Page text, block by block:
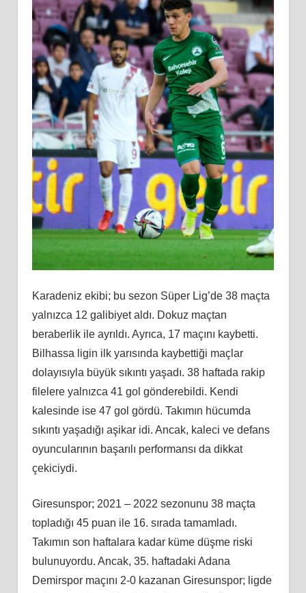
Karadeniz ekibi; bu sezon Süper Lig’de 38 maçta
yalnızca 12 galibiyet aldı. Dokuz maçtan
beraberlik ile ayrıldı. Ayrıca, 17 maçını kaybetti.
Bilhassa ligin ilk yarısında kaybettiği maçlar
dolayısıyla büyük sıkıntı yaşadı. 38 haftada rakip
filelere yalnızca 41 gol gönderebildi. Kendi
kalesinde ise 47 gol gördü. Takımın hücumda
sıkıntı yaşadığı aşikar idi. Ancak, kaleci ve defans
oyuncularının başarılı performansı da dikkat
çekiciydi.
Giresunspor; 2021 – 2022 sezonunu 38 maçta
topladığı 45 puan ile 16. sırada tamamladı.
Takımın son haftalara kadar küme düşme riski
bulunuyordu. Ancak, 35. haftadaki Adana
Demirspor maçını 2-0 kazanan Giresunspor; ligde